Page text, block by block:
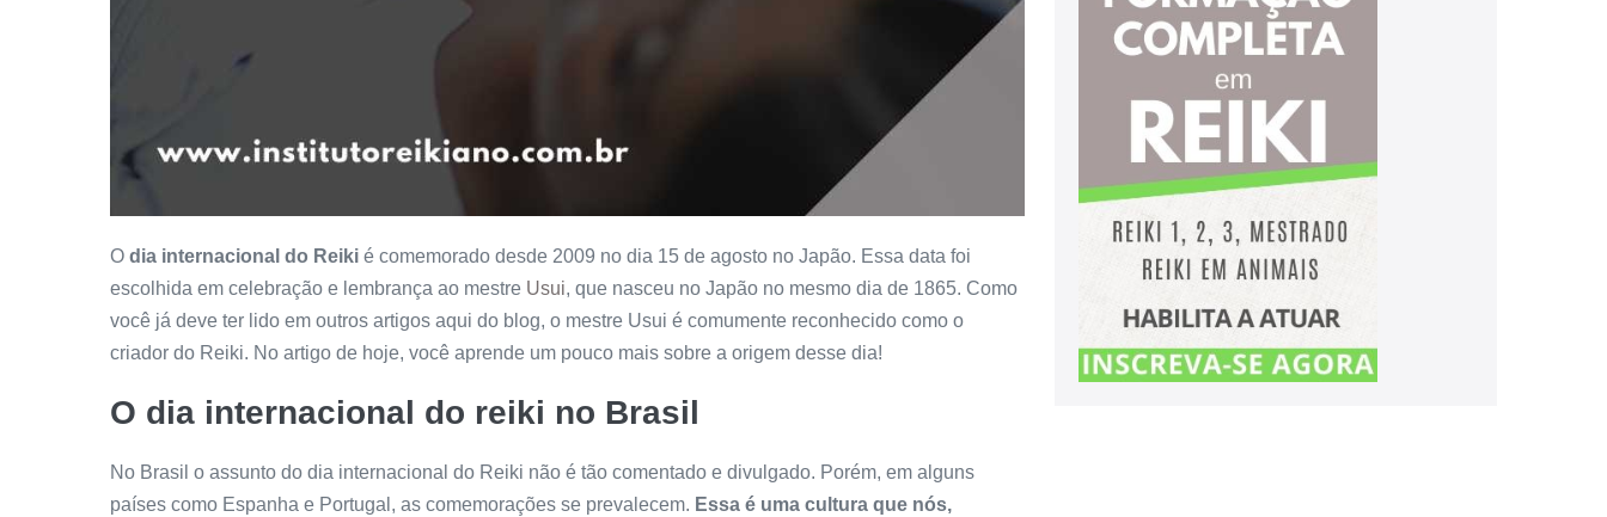
O dia internacional do Reiki é comemorado desde 2009 no dia 15 de agosto no Japão. Essa data foi
escolhida em celebração e lembrança ao mestre Usui, que nasceu no Japão no mesmo dia de 1865. Como
você já deve ter lido em outros artigos aqui do blog, o mestre Usui é comumente reconhecido como o
criador do Reiki. No artigo de hoje, você aprende um pouco mais sobre a origem desse dia!
O dia internacional do reiki no Brasil
No Brasil o assunto do dia internacional do Reiki não é tão comentado e divulgado. Porém, em alguns
países como Espanha e Portugal, as comemorações se prevalecem. Essa é uma cultura que nós,